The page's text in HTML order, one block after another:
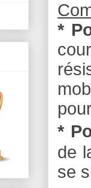
*
*
de
se